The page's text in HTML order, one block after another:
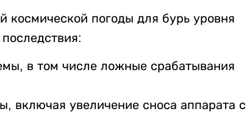
космической погоды для бурь уровня
в том числе ложные срабатывания
включая увеличение сноса аппарата с